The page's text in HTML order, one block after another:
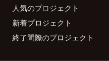
人気のプロジェクト
新着プロジェクト
終了間際のプロジェクト